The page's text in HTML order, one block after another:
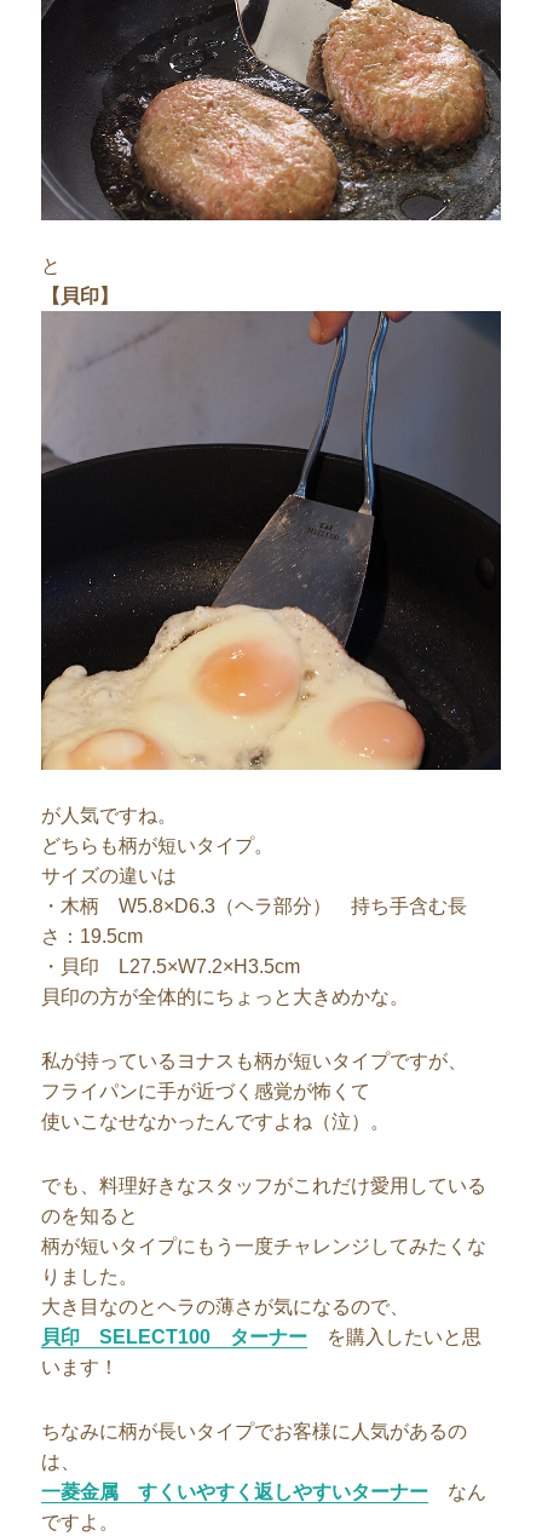
と
【貝印】
が人気ですね。
どちらも柄が短いタイプ。
サイズの違いは
・木柄 W5.8×D6.3（ヘラ部分） 持ち手含む長
さ：19.5cm
・貝印 L27.5×W7.2×H3.5cm
貝印の方が全体的にちょっと大きめかな。
私が持っているヨナスも柄が短いタイプですが、
フライパンに手が近づく感覚が怖くて
使いこなせなかったんですよね（泣）。
でも、料理好きなスタッフがこれだけ愛用している
のを知ると
柄が短いタイプにもう一度チャレンジしてみたくな
りました。
大き目なのとヘラの薄さが気になるので、
貝印 SELECT100 ターナー を購入したいと思
います！
ちなみに柄が長いタイプでお客様に人気があるの
は、
一菱金属 すくいやすく返しやすいターナー なん
ですよ。